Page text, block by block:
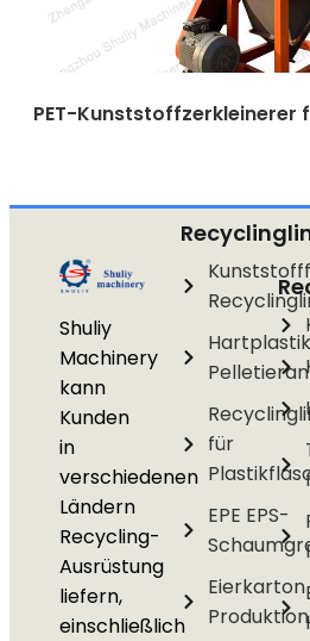
PET-Kunststoffzerkleinerer
Shuliy
Machinery
kann
Kunden
in
verschiedenen
Ländern
Recycling-
Ausrüstung
liefern,
einschließlich
für
EPE EPS-
Eierkarton